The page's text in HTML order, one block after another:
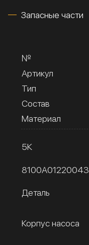
Запасные части
№
Артикул
Тип
Состав
Материал
5К
8100A01220043
Деталь
Корпус насоса